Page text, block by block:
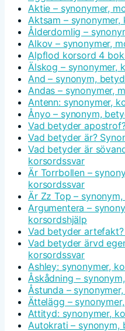
Aktie – synonymer,
Aktsam –
Ålderdomlig –
Alkov – synonymer,
Alpflod korsord 4
Älskog – synonymer,
And – synonym,
Andas – synonymer,
Antenn: synonymer,
Ånyo – synonym,
Vad betyder
Vad betyder är?
Vad betyder är
korsordssvar
Är Torrbollen –
korsordssvar
Är Zz Top –
Argumentera –
korsordshjälp
Vad betyder
Vad betyder ärvd
korsordssvar
Ashley: synonymer,
Åskådning –
Åstunda –
Ättelägg –
Attityd: synonymer,
Autokrati – synonym,